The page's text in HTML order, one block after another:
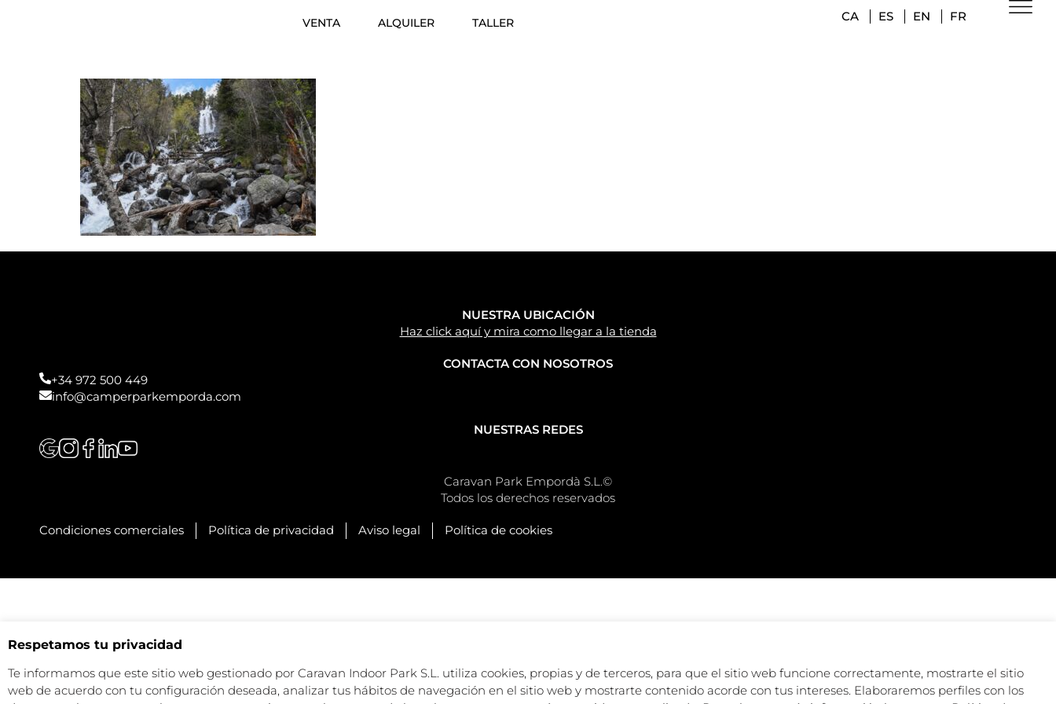
VENTA ALQUILER TALLER CA ES EN FR
NUESTRA UBICACIÓN
Haz click aquí y mira como llegar a la tienda
CONTACTA CON NOSOTROS
+34 972 500 449
info@camperparkemporda.com
NUESTRAS REDES
Caravan Park Empordà S.L.©
Todos los derechos reservados
Condiciones comerciales Política de privacidad Aviso legal Política de cookies
Respetamos tu privacidad
Te informamos que este sitio web gestionado por Caravan Indoor Park S.L. utiliza cookies, propias y de terceros, para que el sitio web funcione correctamente, mostrarte el sitio
web de acuerdo con tu configuración deseada, analizar tus hábitos de navegación en el sitio web y mostrarte contenido acorde con tus intereses. Elaboraremos perfiles con los